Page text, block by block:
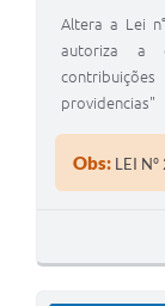
Altera a Lei
autoriza a
providencias"
Obs: LEI